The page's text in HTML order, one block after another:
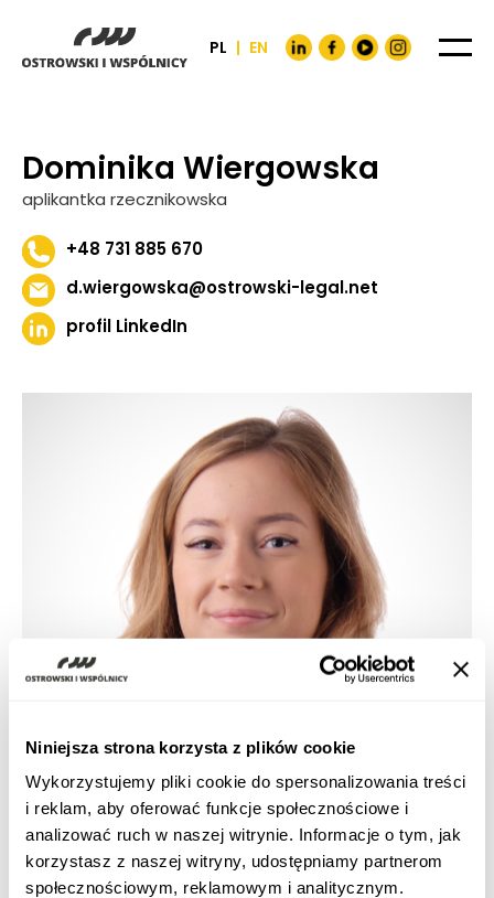
Niniejsza strona korzysta z plików cookie
Wykorzystujemy pliki cookie do spersonalizowania treści
i reklam, aby oferować funkcje społecznościowe i
analizować ruch w naszej witrynie. Informacje o tym, jak
korzystasz z naszej witryny, udostępniamy partnerom
społecznościowym, reklamowym i analitycznym.
PL | EN
Dominika Wiergowska
aplikantka rzecznikowska
+48 731 885 670
d.wiergowska@ostrowski-legal.net
profil LinkedIn